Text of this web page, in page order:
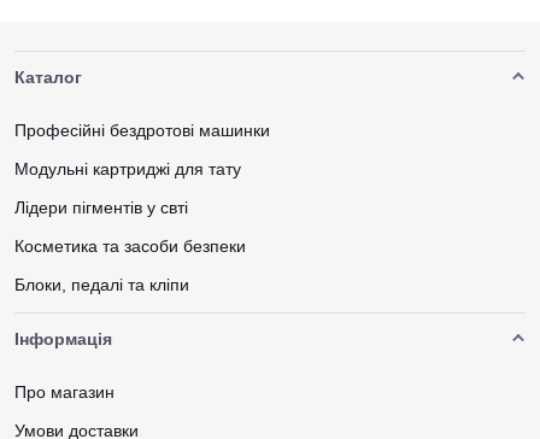
Каталог
Професійні бездротові машинки
Модульні картриджі для тату
Лідери пігментів у свті
Косметика та засоби безпеки
Блоки, педалі та кліпи
Інформація
Про магазин
Умови доставки